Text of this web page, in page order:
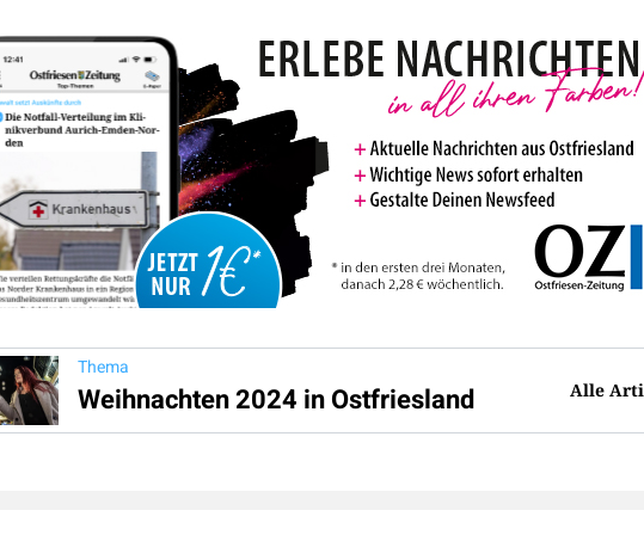
Thema
Weihnachten 2024 in Ostfriesland Alle